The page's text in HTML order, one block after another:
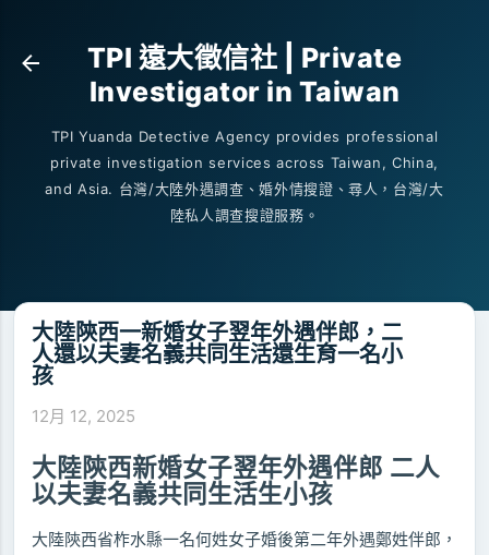
TPI 遠大徵信社 | Private
Investigator in Taiwan
TPI Yuanda Detective Agency provides professional
private investigation services across Taiwan, China,
and Asia. 台灣/大陸外遇調查、婚外情搜證、尋人，台灣/大
陸私人調查搜證服務。
大陸陝西一新婚女子翌年外遇伴郎，二
人還以夫妻名義共同生活還生育一名小
孩
12月 12, 2025
大陸陝西新婚女子翌年外遇伴郎 二人
以夫妻名義共同生活生小孩
大陸陝西省柞水縣一名何姓女子婚後第二年外遇鄭姓伴郎，